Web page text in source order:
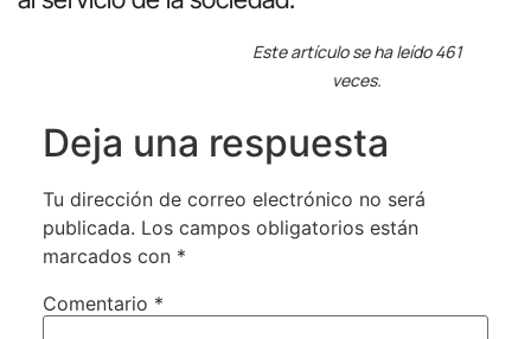
Este artículo se ha leído 461
veces.
Deja una respuesta
Tu dirección de correo electrónico no será
publicada. Los campos obligatorios están
marcados con *
Comentario *